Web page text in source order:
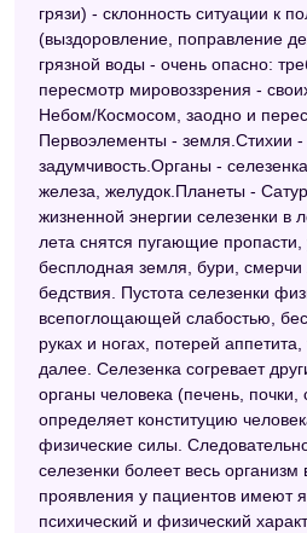
грязи) - склонность ситуации к
(выздоровление, поправление
грязной воды - очень опасно:
пересмотр мировоззрения -
Небом/Космосом, заодно и
Первоэлементы - земля.Стихии
задумчивость.Органы -
железа, желудок.Планеты -
жизненной энергии селезенки в
лета снятся пугающие
бесплодная земля, бури, смерчи
бедствия. Пустота селезенки
всепоглощающей слабостью,
руках и ногах, потерей
далее. Селезенка согревает
органы человека (печень, почки,
определяет конституцию
физические силы.
селезенки болеет весь
проявления у пациентов имеют
психический и физический